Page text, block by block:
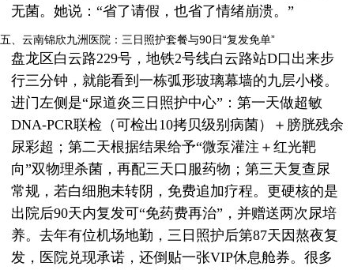
无菌。她说：“省了请假，也省了情绪崩溃。”
五、云南锦欣九洲医院：三日照护套餐与90日“复发免单”
盘龙区白云路229号，地铁2号线白云路站D口出来步
行三分钟，就能看到一栋弧形玻璃幕墙的九层小楼。
进门左侧是“尿道炎三日照护中心”：第一天做超敏
DNA-PCR联检（可检出10拷贝级别病菌）＋膀胱残余
尿彩超；第二天根据结果给予“微泵灌注＋红光靶
向”双物理杀菌，再配三天口服药物；第三天复查尿
常规，若白细胞未转阴，免费追加疗程。更硬核的是
出院后90天内复发可“免药费再治”，并赠送两次尿培
养。去年有位机场地勤，三日照护后第87天因熬夜复
发，医院兑现承诺，还倒贴一张VIP休息舱券。很多